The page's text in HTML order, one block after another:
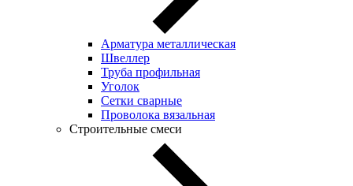
Арматура металлическая
Швеллер
Труба профильная
Уголок
Сетки сварные
Проволока вязальная
Строительные смеси